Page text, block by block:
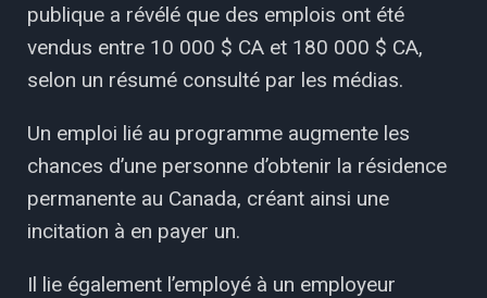
publique a révélé que des emplois ont été
vendus entre 10 000 $ CA et 180 000 $ CA,
selon un résumé consulté par les médias.
Un emploi lié au programme augmente les
chances d’une personne d’obtenir la résidence
permanente au Canada, créant ainsi une
incitation à en payer un.
Il lie également l’employé à un employeur